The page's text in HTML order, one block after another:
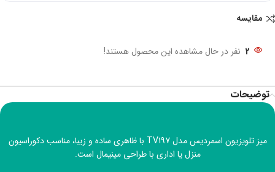
مقایسه
2 نفر در حال مشاهده این محصول هستند!
توضیحات
میز تلویزیون اسمردیس مدل TV197 با ظاهری ساده و زیبا، مناسب دکوراسیون
منزل یا اداری با طراحی مینیمال است.